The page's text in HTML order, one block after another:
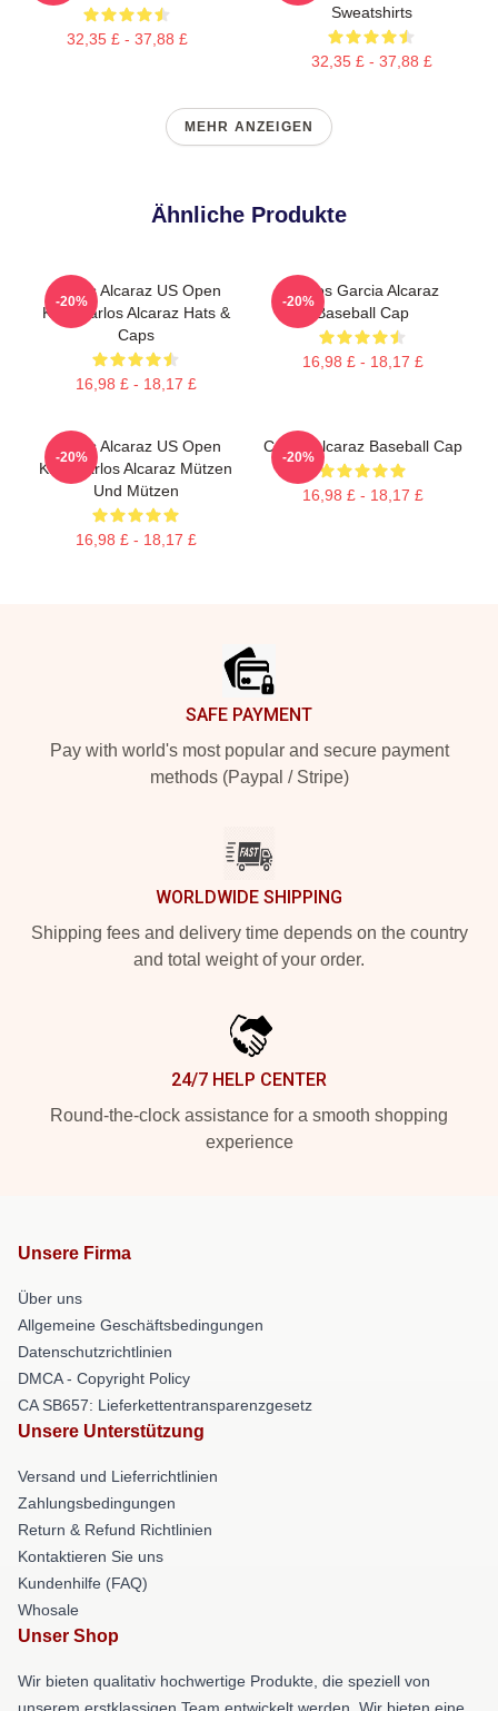
32,35 £ - 37,88 £
Sweatshirts
32,35 £ - 37,88 £
MEHR ANZEIGEN
Ähnliche Produkte
Carlos Alcaraz US Open
King Carlos Alcaraz Hats &
Caps
16,98 £ - 18,17 £
-20%
Carlos Garcia Alcaraz
Baseball Cap
16,98 £ - 18,17 £
-20%
Carlos Alcaraz US Open
King Carlos Alcaraz Mützen
Und Mützen
16,98 £ - 18,17 £
-20%
Carlos Alcaraz Baseball Cap
16,98 £ - 18,17 £
-20%
SAFE PAYMENT
Pay with world's most popular and secure payment
methods (Paypal / Stripe)
WORLDWIDE SHIPPING
Shipping fees and delivery time depends on the country
and total weight of your order.
24/7 HELP CENTER
Round-the-clock assistance for a smooth shopping
experience
Unsere Firma
Über uns
Allgemeine Geschäftsbedingungen
Datenschutzrichtlinien
DMCA - Copyright Policy
CA SB657: Lieferkettentransparenzgesetz
Unsere Unterstützung
Versand und Lieferrichtlinien
Zahlungsbedingungen
Return & Refund Richtlinien
Kontaktieren Sie uns
Kundenhilfe (FAQ)
Whosale
Unser Shop
Wir bieten qualitativ hochwertige Produkte, die speziell von